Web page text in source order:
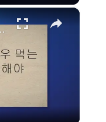
×
말 괜찮을까요?